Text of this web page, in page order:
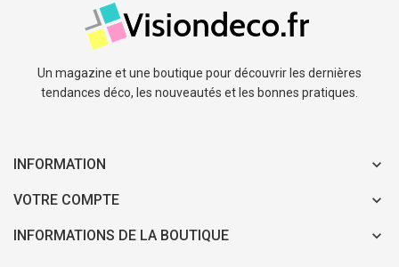
Un magazine et une boutique pour découvrir les dernières
tendances déco, les nouveautés et les bonnes pratiques.
INFORMATION
VOTRE COMPTE
INFORMATIONS DE LA BOUTIQUE